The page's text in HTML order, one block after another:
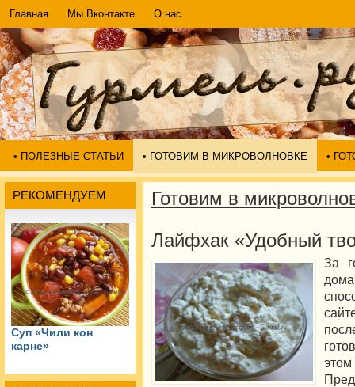
Главная Мы Вконтакте О нас
• ПОЛЕЗНЫЕ СТАТЬИ • ГОТОВИМ В МИКРОВОЛНОВКЕ •
РЕКОМЕНДУЕМ
Суп «Чили кон
карне»
Готовим в
Лайфхак «Удобный
За